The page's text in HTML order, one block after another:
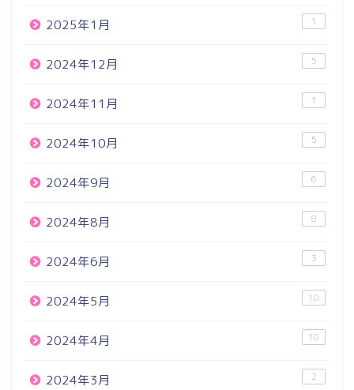
2025年1月 1
2024年12月 5
2024年11月 1
2024年10月 5
2024年9月 6
2024年8月 8
2024年6月 3
2024年5月 10
2024年4月 10
2024年3月 2